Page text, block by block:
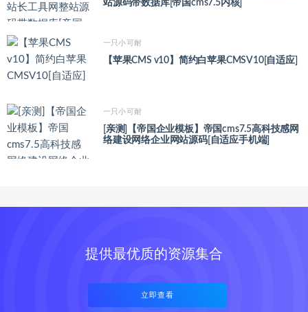
站源码带数据库[帝国cms7.5内核]
一只小可耐
【苹果CMS v10】简约白苹果CMSV10[自适应]
一只小可耐
[亲测]【帝国企业模板】帝国cms7.5高科技感网
络建设网络企业网站源码[自适应手机端]
提供最优质的资源集合
立即查看